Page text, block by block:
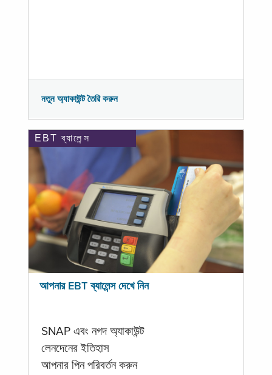
নতুন অ্যাকাউন্ট তৈরি করুন
EBT ব্যালেন্স
আপনার EBT ব্যালেন্স দেখে নিন
SNAP এবং নগদ অ্যাকাউন্ট
লেনদেনের ইতিহাস
আপনার পিন পরিবর্তন করুন